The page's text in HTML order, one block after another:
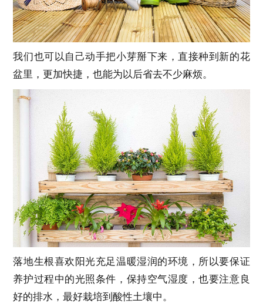
我们也可以自己动手把小芽掰下来，直接种到新的花
盆里，更加快捷，也能为以后省去不少麻烦。
落地生根喜欢阳光充足温暖湿润的环境，所以要保证
养护过程中的光照条件，保持空气湿度，也要注意良
好的排水，最好栽培到酸性土壤中。